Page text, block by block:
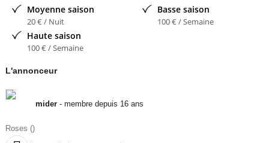
Moyenne saison
20 € / Nuit
Basse saison
100 € / Semaine
Haute saison
100 € / Semaine
L'annonceur
mider- membre depuis 16 ans
Roses ()